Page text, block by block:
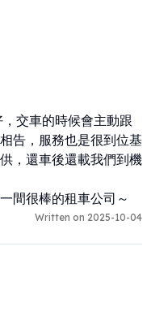
交車的時候會主動跟
告，服務也是很到位基
，還車後還載我們到機
間很棒的租車公司～
Written on 2025-10-04